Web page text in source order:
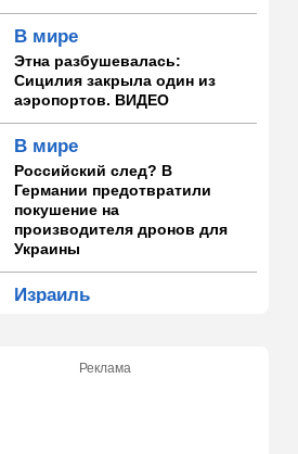
В мире
Этна разбушевалась:
Сицилия закрыла один из
аэропортов. ВИДЕО
В мире
Российский след? В
Германии предотвратили
покушение на
производителя дронов для
Украины
Израиль
водителем грузовика
Реклама